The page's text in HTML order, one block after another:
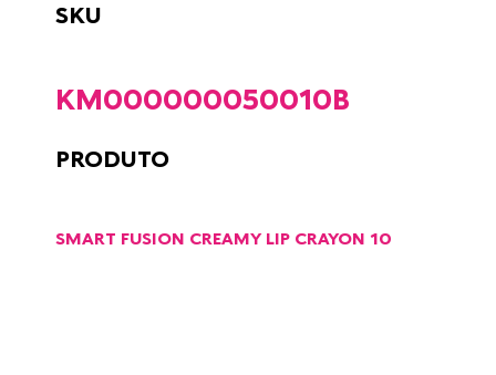
SKU
KM000000050010B
PRODUTO
SMART FUSION CREAMY LIP CRAYON 10